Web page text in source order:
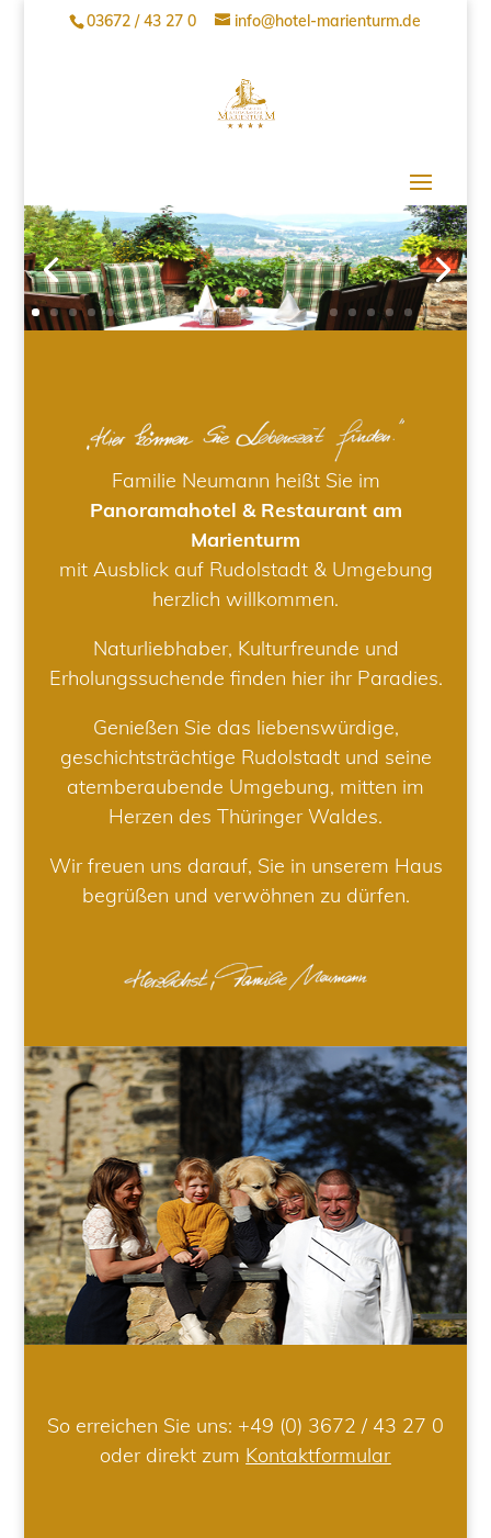
03672 / 43 27 0 info@hotel-marienturm.de
Familie Neumann heißt Sie im
Panoramahotel & Restaurant am
Marienturm
mit Ausblick auf Rudolstadt & Umgebung
herzlich willkommen.
Naturliebhaber, Kulturfreunde und
Erholungssuchende finden hier ihr Paradies.
Genießen Sie das liebenswürdige,
geschichtsträchtige Rudolstadt und seine
atemberaubende Umgebung, mitten im
Herzen des Thüringer Waldes.
Wir freuen uns darauf, Sie in unserem Haus
begrüßen und verwöhnen zu dürfen.
So erreichen Sie uns: +49 (0) 3672 / 43 27 0
oder direkt zum Kontaktformular